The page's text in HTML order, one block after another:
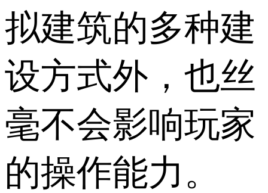
拟建筑的多种建
设方式外，也丝
毫不会影响玩家
的操作能力。